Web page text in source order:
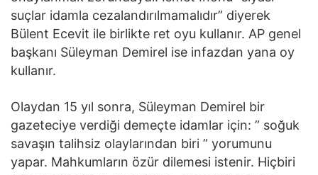
suçlar idamla cezalandırılmamalıdır” diyerek
Bülent Ecevit ile birlikte ret oyu kullanır. AP genel
başkanı Süleyman Demirel ise infazdan yana oy
kullanır.
Olaydan 15 yıl sonra, Süleyman Demirel bir
gazeteciye verdiği demeçte idamlar için: ” soğuk
savaşın talihsiz olaylarından biri ” yorumunu
yapar. Mahkumların özür dilemesi istenir. Hiçbiri